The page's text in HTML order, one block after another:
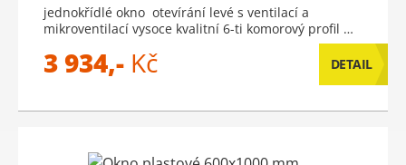
jednokřídlé okno otevírání levé s ventilací a
mikroventilací vysoce kvalitní 6-ti komorový profil …
3 934,- Kč DETAIL